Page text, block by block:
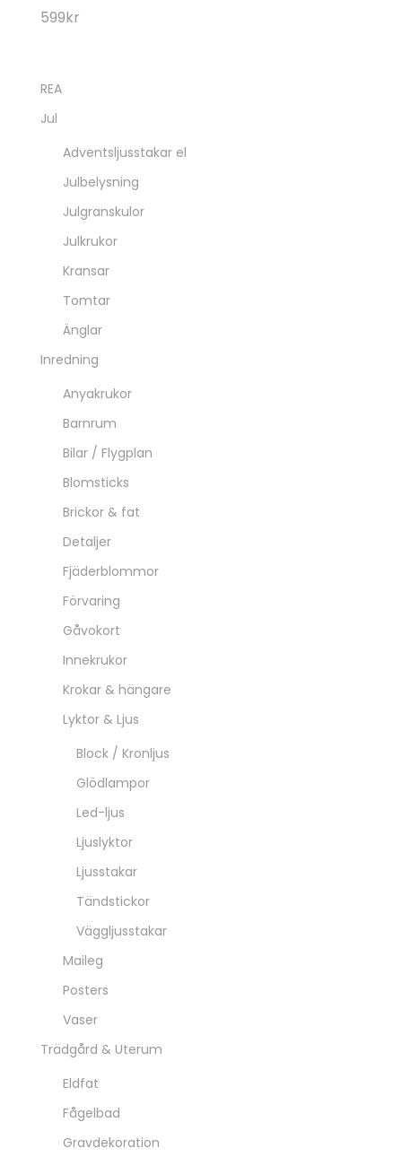
599kr
REA
Jul
Adventsljusstakar el
Julbelysning
Julgranskulor
Julkrukor
Kransar
Tomtar
Änglar
Inredning
Anyakrukor
Barnrum
Bilar / Flygplan
Blomsticks
Brickor & fat
Detaljer
Fjäderblommor
Förvaring
Gåvokort
Innekrukor
Krokar & hängare
Lyktor & Ljus
Block / Kronljus
Glödlampor
Led-ljus
Ljuslyktor
Ljusstakar
Tändstickor
Väggljusstakar
Maileg
Posters
Vaser
Trädgård & Uterum
Eldfat
Fågelbad
Gravdekoration